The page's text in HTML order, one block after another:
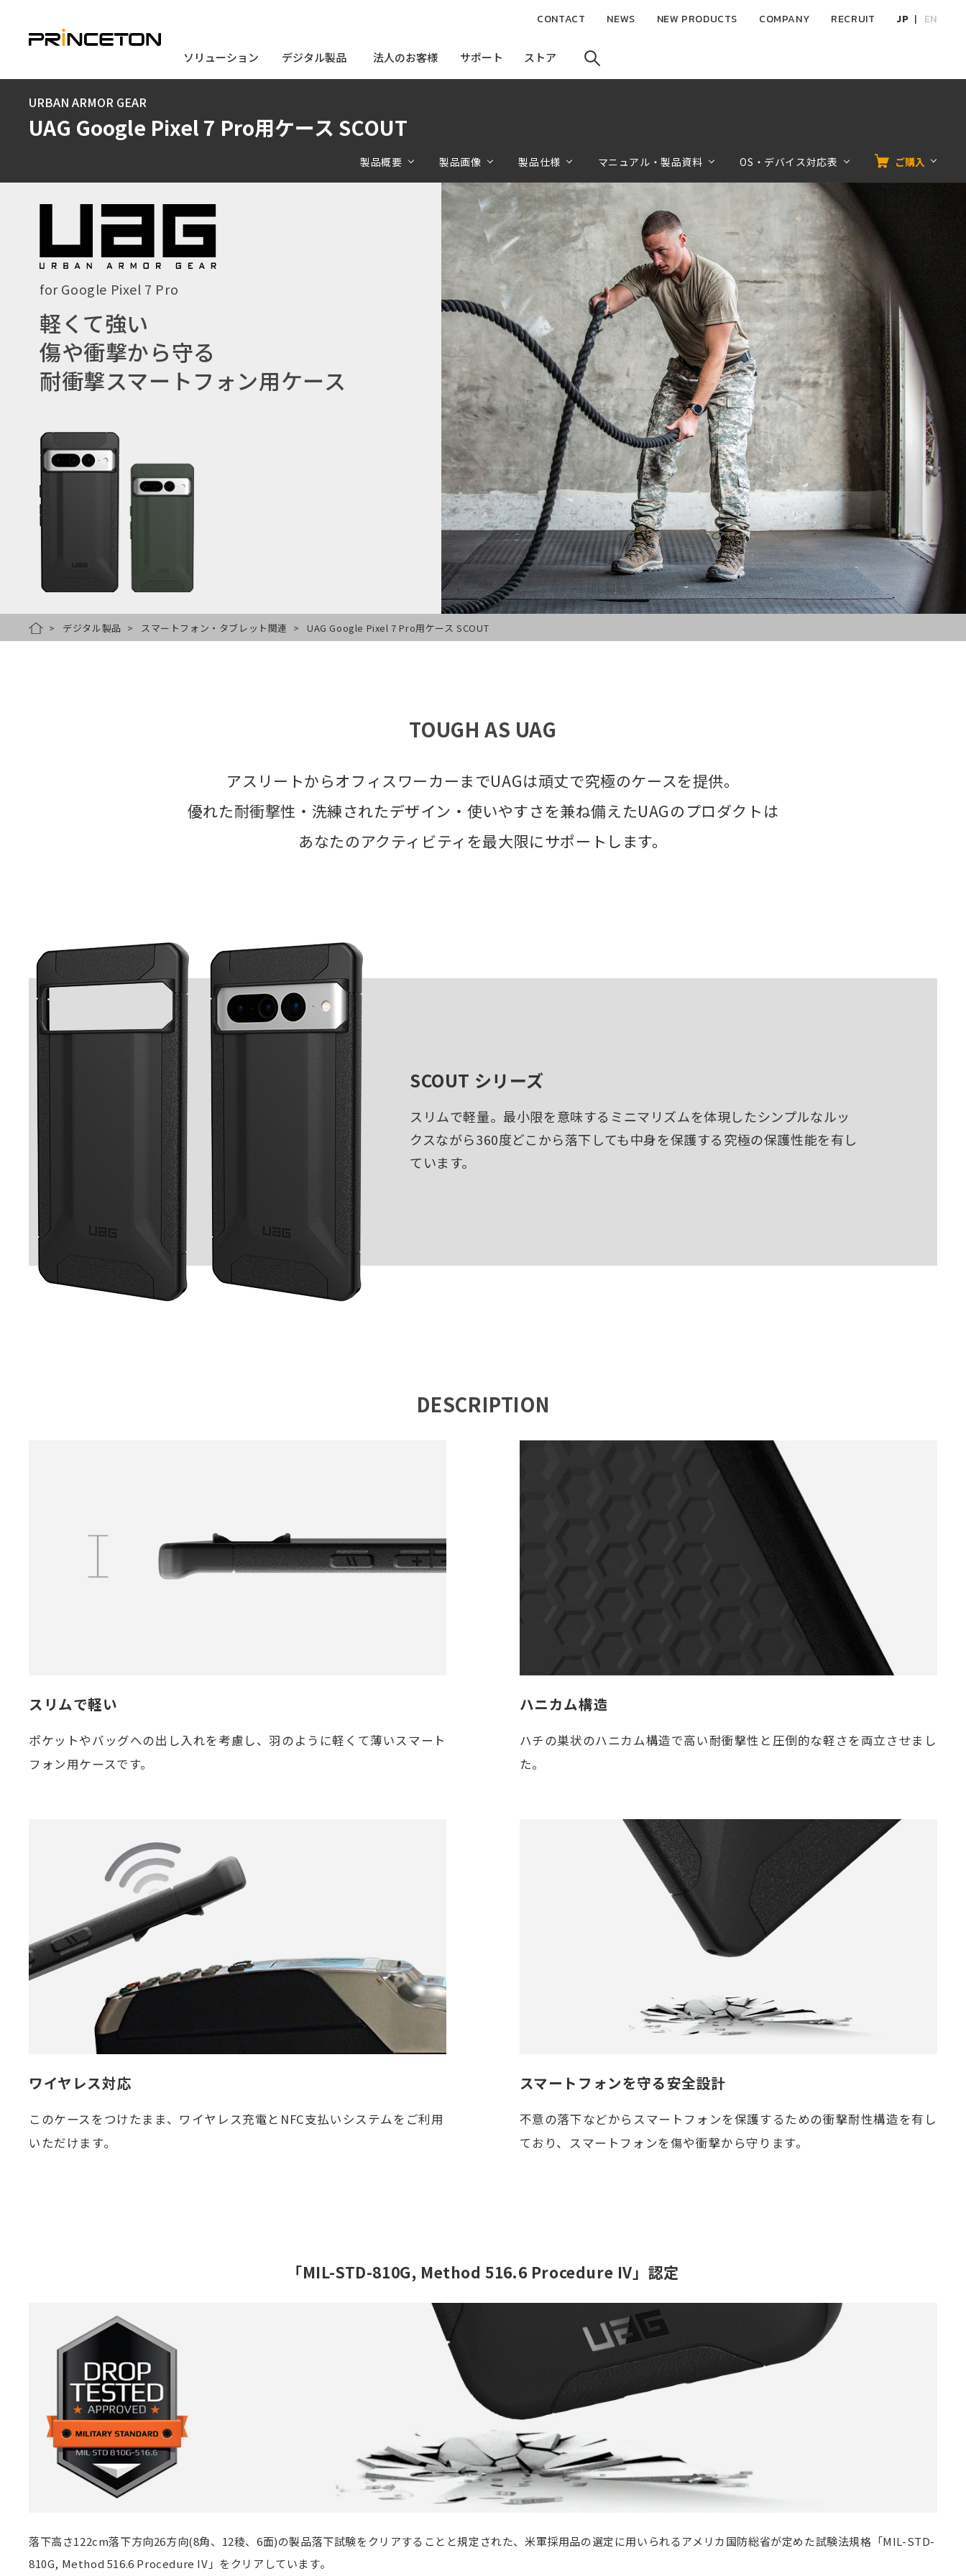
ン
ソリューション
ソリューション デジタル製品
デジタル製品 法人のお客様
法人のお客様 サポート
サポート ストア
ストア
CONTACT NEWS NEW PRODUCTS COMPANY RECRUIT JP EN
URBAN ARMOR GEAR
UAG Google Pixel 7 Pro用ケース SCOUT
製品概要 製品画像 製品仕様 マニュアル・製品資料 OS・デバイス対応表 ご購入
for Google Pixel 7 Pro
軽くて強い
傷や衝撃から守る
耐衝撃スマートフォン用ケース
HOMEデジタル製品 スマートフォン・タブレット関連 UAG Google Pixel 7 Pro用ケース SCOUT
TOUGH AS UAG
アスリートからオフィスワーカーまでUAGは頑丈で究極のケースを提供。
優れた耐衝撃性・洗練されたデザイン・使いやすさを兼ね備えたUAGのプロダクトは
あなたのアクティビティを最大限にサポートします。
SCOUT シリーズ
スリムで軽量。最小限を意味するミニマリズムを体現したシンプルなルッ
クスながら360度どこから落下しても中身を保護する究極の保護性能を有し
ています。
DESCRIPTION
スリムで軽い
ポケットやバッグへの出し入れを考慮し、羽のように軽くて薄いスマート
フォン用ケースです。
ハニカム構造
ハチの巣状のハニカム構造で高い耐衝撃性と圧倒的な軽さを両立させまし
た。
ワイヤレス対応
このケースをつけたまま、ワイヤレス充電とNFC支払いシステムをご利用
いただけます。
スマートフォンを守る安全設計
不意の落下などからスマートフォンを保護するための衝撃耐性構造を有し
ており、スマートフォンを傷や衝撃から守ります。
「MIL-STD-810G, Method 516.6 Procedure IV」認定
落下高さ122cm落下方向26方向(8角、12稜、6面)の製品落下試験をクリアすることと規定された、米軍採用品の選定に用いられるアメリカ国防総省が定めた試験法規格「MIL-STD-
810G, Method 516.6 Procedure IV」をクリアしています。